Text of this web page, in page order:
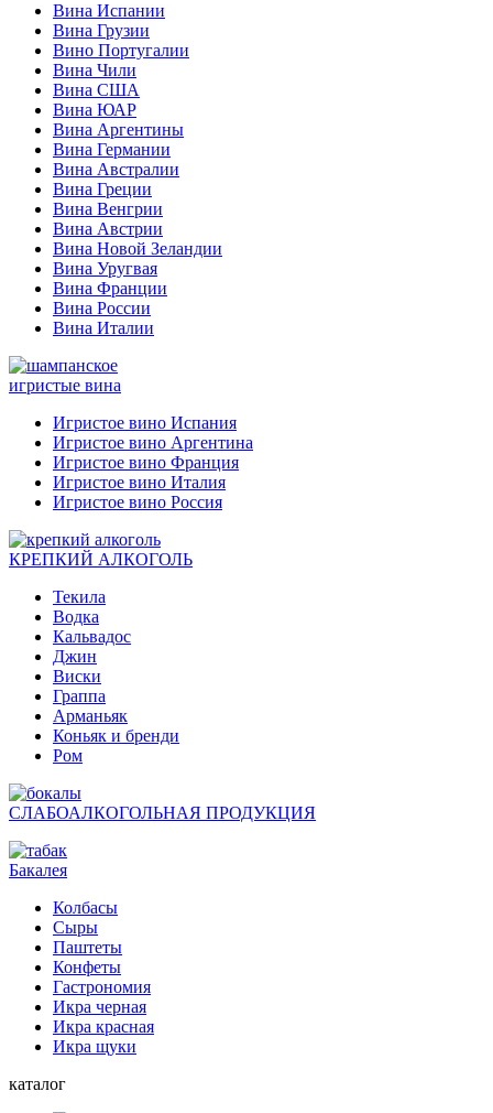
Вина Испании
Вина Грузии
Вино Португалии
Вина Чили
Вина США
Вина ЮАР
Вина Аргентины
Вина Германии
Вина Австралии
Вина Греции
Вина Венгрии
Вина Австрии
Вина Новой Зеландии
Вина Уругвая
Вина Франции
Вина России
Вина Италии
игристые вина
Игристое вино Испания
Игристое вино Аргентина
Игристое вино Франция
Игристое вино Италия
Игристое вино Россия
КРЕПКИЙ АЛКОГОЛЬ
Текила
Водка
Кальвадос
Джин
Виски
Граппа
Арманьяк
Коньяк и бренди
Ром
СЛАБОАЛКОГОЛЬНАЯ ПРОДУКЦИЯ
Бакалея
Колбасы
Сыры
Паштеты
Конфеты
Гастрономия
Икра черная
Икра красная
Икра щуки
каталог